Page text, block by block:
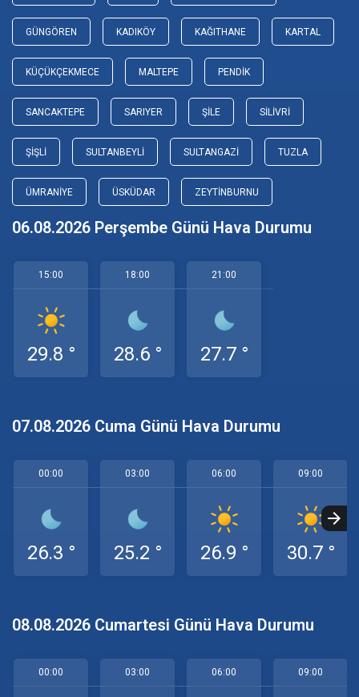
GÜNGÖREN KADIKÖY KAĞITHANE KARTAL
KÜÇÜKÇEKMECE MALTEPE PENDIK
SANCAKTEPE SARIYER ŞILE SILIVRI
ŞIŞLI SULTANBEYLI SULTANGAZI TUZLA
ÜMRANIYE ÜSKÜDAR ZEYTINBURNU
06.08.2026 Perşembe Günü Hava Durumu
15:00
29.8 °
18:00
28.6 °
21:00
27.7 °
07.08.2026 Cuma Günü Hava Durumu
00:00
26.3 °
03:00
25.2 °
06:00
26.9 °
09:00
30.7 °
08.08.2026 Cumartesi Günü Hava Durumu
00:00 03:00 06:00 09:00